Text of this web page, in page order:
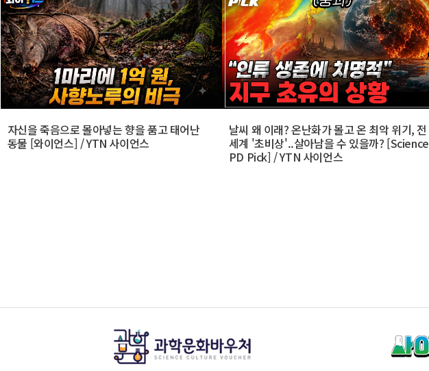
자신을 죽음으로 몰아넣는 향을 품고 태어난
동물 [와이언스] / YTN 사이언스
날씨 왜 이래? 온난화가 몰고 온 최악 위기, 전
세계 '초비상'..살아남을 수 있을까? [Science
PD Pick] / YTN 사이언스